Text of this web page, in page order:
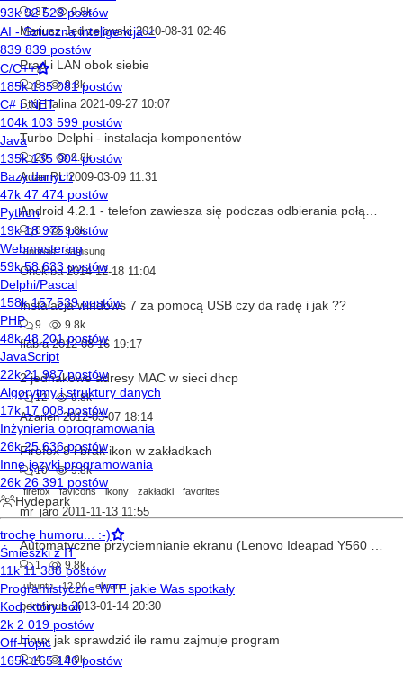
37 9.8k
Mariusz Jędrzejowski 2010-08-31 02:46
Prąd i LAN obok siebie
8 9.8k
Stój Halina 2021-09-27 10:07
Turbo Delphi - instalacja komponentów
20 9.8k
AdamPL 2009-03-09 11:31
6
9.8k
android
samsung
Onekiba 2014-12-18 11:04
Instalacja windows 7 za pomocą USB czy da radę i jak ??
9 9.8k
flabra 2012-08-16 19:17
2 jednakowe adresy MAC w sieci dhcp
12 9.8k
Azarien 2012-03-07 18:14
Firefox 8 i brak ikon w zakładkach
10
9.8k
firefox
favicons ikony zakładki favorites
mr_jaro 2011-11-13 11:55
1
9.8k
ubuntu
12.04 ekranu
perotinus 2013-01-14 20:30
Linux jak sprawdzić ile ramu zajmuje program
4
9.9k